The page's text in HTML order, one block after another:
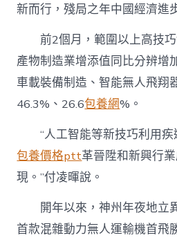
新而行，殘局之年中國經濟進
前2個月，範圍以上高技
產物制造業增添值同比分辨增
車載裝備制造、智能無人飛翔
46.3%、26.6包養網%。
“人工智能等新技巧利用
包養價格ptt革晉陞和新興行
現。”付凌暉說。
開年以來，神州年夜地立
首款混雜動力無人運輸機首飛